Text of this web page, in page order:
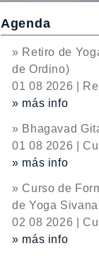
Agenda
» Retiro de
de Ordino)
01 08 2026 |
» más info
» Bhagavad
01 08 2026 |
» más info
» Curso de
de Yoga
02 08 2026 |
» más info